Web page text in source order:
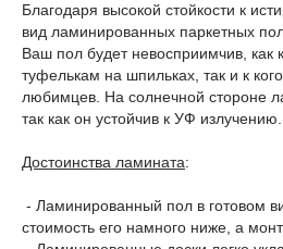
Благодаря высокой стойкости к
вид ламинированных паркетных
Ваш пол будет невосприимчив, как
туфелькам на шпильках, так и к
любимцев. На солнечной стороне
так как он устойчив к УФ излучению.
Достоинства ламината:
- Ламинированный пол в готовом
стоимость его намного ниже, а